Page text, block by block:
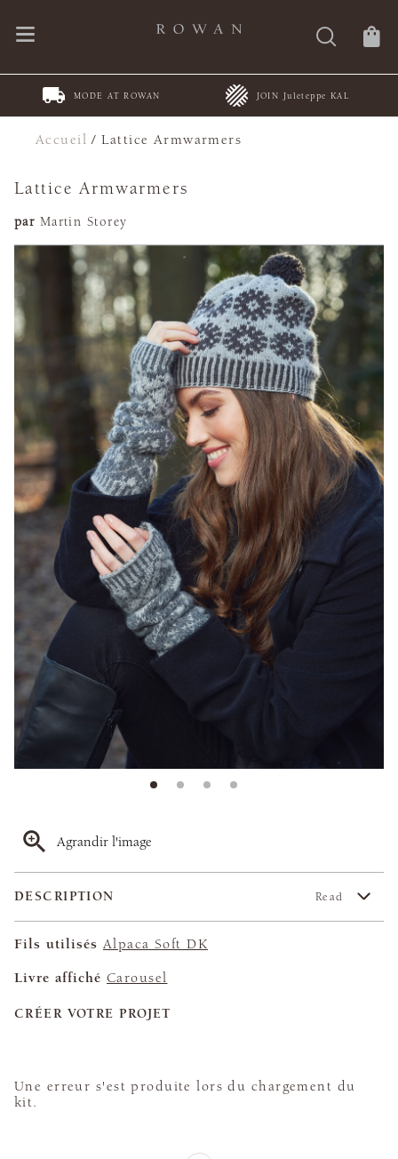
MODE AT ROWAN JOIN Juleteppe KAL
Accueil /Lattice Armwarmers
Lattice Armwarmers
par Martin Storey
Agrandir l'image
DESCRIPTION Read
Fils utilisés Alpaca Soft DK
Livre affiché Carousel
CRÉER VOTRE PROJET
Une erreur s'est produite lors du chargement du
kit.